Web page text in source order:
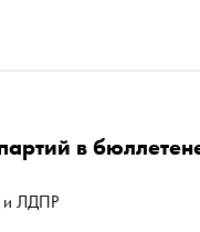
в
и ЛДПР